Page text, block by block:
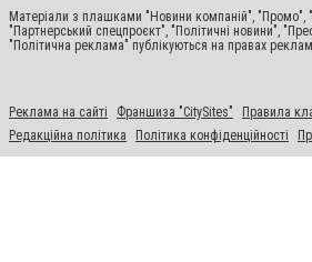
Матеріали з плашками "Новини компаній", "Промо",
"Партнерський спецпроєкт", "Політичні новини",
"Політична реклама" публікуються на правах
Реклама на сайті Франшиза "CitySites"
Правила
Редакційна політика
Політика конфіденційності